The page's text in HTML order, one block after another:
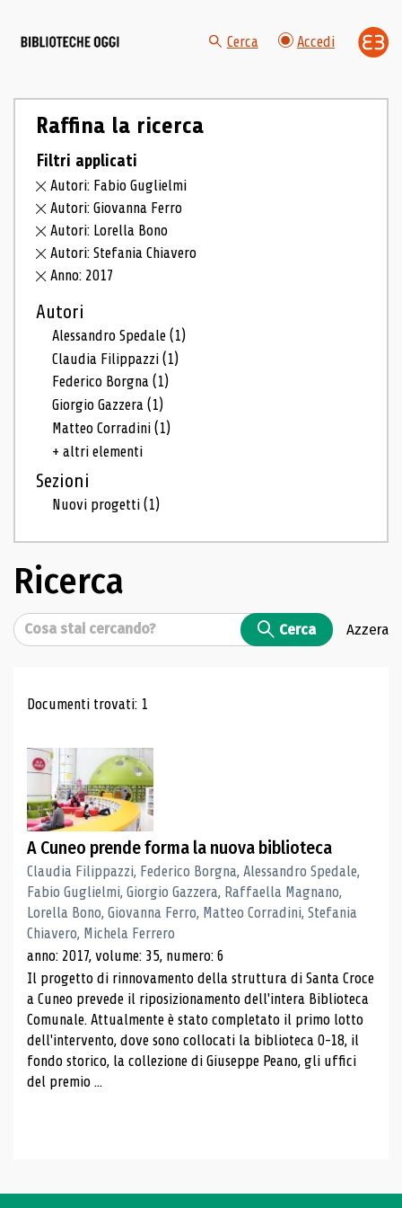
Cerca Accedi
Raffina la ricerca
Filtri applicati
Autori: Fabio Guglielmi
Autori: Giovanna Ferro
Autori: Lorella Bono
Autori: Stefania Chiavero
Anno: 2017
Autori
Alessandro Spedale(1)
Claudia Filippazzi(1)
Federico Borgna(1)
Giorgio Gazzera(1)
Matteo Corradini(1)
+ altri elementi
Sezioni
Nuovi progetti(1)
Ricerca
Cerca Cerca Azzera
Risultati di ricerca
Documenti trovati: 1
A Cuneo prende forma la nuova biblioteca
Claudia Filippazzi, Federico Borgna, Alessandro Spedale,
Fabio Guglielmi, Giorgio Gazzera, Raffaella Magnano,
Lorella Bono, Giovanna Ferro, Matteo Corradini, Stefania
Chiavero, Michela Ferrero
anno: 2017, volume: 35, numero: 6
Il progetto di rinnovamento della struttura di Santa Croce
a Cuneo prevede il riposizionamento dell'intera Biblioteca
Comunale. Attualmente è stato completato il primo lotto
dell'intervento, dove sono collocati la biblioteca 0-18, il
fondo storico, la collezione di Giuseppe Peano, gli uffici
del premio ...